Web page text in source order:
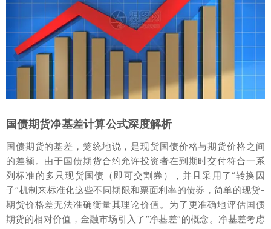
国债期货净基差计算公式深度解析
国债期货的基差，笼统地说，是现货国债价格与期货价格之间
的差额。由于国债期货合约允许投资者在到期时交付符合一系
列标准的多只现货国债（即可交割券），并且采用了“转换因
子”机制来标准化这些不同期限和票面利率的债券，简单的现货-
期货价格差无法准确衡量其理论价值。为了更准确地评估国债
期货的相对价值，金融市场引入了“净基差”的概念。净基差考虑